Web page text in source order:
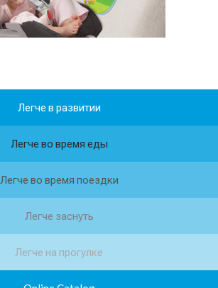
Легче в развитии
Легче во время еды
Легче во время поездки
Легче заснуть
Легче на прогулке